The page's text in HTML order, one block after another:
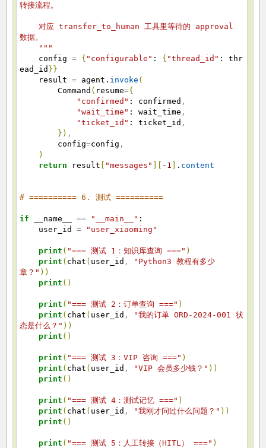
转接流程。
对应 transfer_to_human 工具里等待的 approval
数据。
"""
config = { "configurable" : { "thread_id" : thr
ead_id } }
result = agent. invoke (
Command ( resume={
"confirmed" : confirmed ,
"wait_time" : wait_time ,
"ticket_id" : ticket_id ,
} ) ,
config=config ,
)
return result "messages" - 1 . content
# ========== 6. 测试 ==========
if __name__ == "__main__" :
user_id = "user_xiaoming"
print ( "=== 测试 1：知识库查询 ===" )
print ( chat ( user_id ,
"Python3 教程有多少
章？" ) )
print ( )
print ( "=== 测试 2：订单查询 ===" )
print ( chat ( user_id ,
"我的订单 ORD-2024-001 状
态是什么？" ) )
print ( )
print ( "=== 测试 3：VIP 咨询 ===" )
print ( chat ( user_id , "VIP 会员多少钱？" ) )
print ( )
print ( "=== 测试 4：测试记忆 ===" )
print ( chat ( user_id , "我刚才问过什么问题？" ) )
print ( )
print ( "=== 测试 5：人工转接（HITL） ===" )